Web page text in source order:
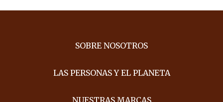
SOBRE NOSOTROS
LAS PERSONAS Y EL PLANETA
NUESTRAS MARCAS